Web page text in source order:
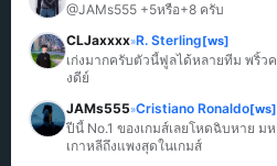
@JAMs555 +5หรือ+8 ครับ
CLJaxxxx»R. Sterling[ws]
เก่งมากครับตัวนี้ฟูลได้หลายทีม พริ้ว
งดีย์
JAMs555»Cristiano Ronaldo[ws]
ปีนี้ No.1 ของเกมส์เลยโหดฉิบหาย ม
เกาหลีถึงแพงสุดในเกมส์